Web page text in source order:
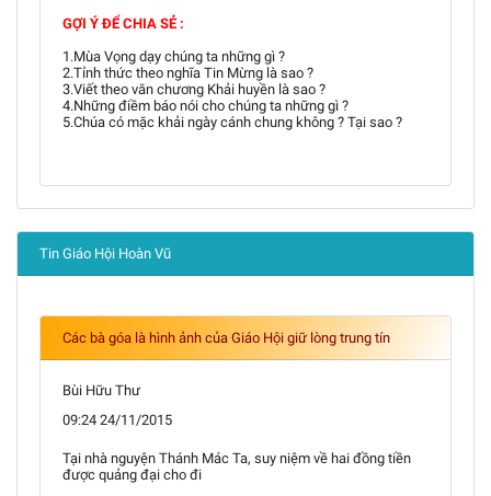
GỢI Ý ĐỂ CHIA SẺ :
1.Mùa Vọng dạy chúng ta những gì ?
2.Tỉnh thức theo nghĩa Tin Mừng là sao ?
3.Viết theo văn chương Khải huyền là sao ?
4.Những điềm báo nói cho chúng ta những gì ?
5.Chúa có mặc khải ngày cánh chung không ? Tại sao ?
Tin Giáo Hội Hoàn Vũ
Các bà góa là hình ảnh của Giáo Hội giữ lòng trung tín
Bùi Hữu Thư
09:24 24/11/2015
Tại nhà nguyện Thánh Mác Ta, suy niệm về hai đồng tiền
được quảng đại cho đi